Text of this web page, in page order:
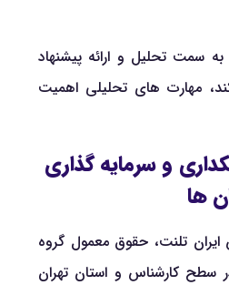
سمت تحلیل و ارائه پیشنهاد
مهارت های تحلیلی اهمیت
و سرمایه گذاری
ها
ایران تلنت، حقوق معمول گروه
سطح کارشناس و استان تهران